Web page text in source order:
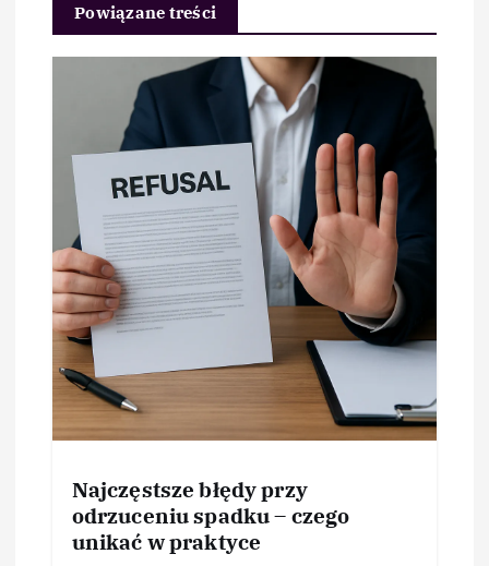
Powiązane treści
Najczęstsze błędy przy
odrzuceniu spadku – czego
unikać w praktyce